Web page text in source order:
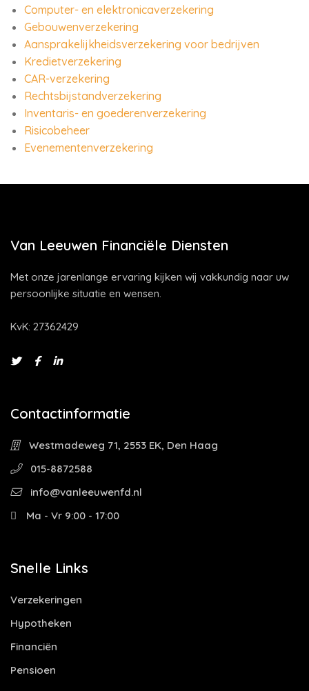
Computer- en elektronicaverzekering
Gebouwenverzekering
Aansprakelijkheidsverzekering voor bedrijven
Kredietverzekering
CAR-verzekering
Rechtsbijstandverzekering
Inventaris- en goederenverzekering
Risicobeheer
Evenementenverzekering
Van Leeuwen Financiële Diensten
Met onze jarenlange ervaring kijken wij vakkundig naar uw
persoonlijke situatie en wensen.
KvK: 27362429
Contactinformatie
Westmadeweg 71, 2553 EK, Den Haag
015-8872588
info@vanleeuwenfd.nl
Ma - Vr 9:00 - 17:00
Snelle Links
Verzekeringen
Hypotheken
Financiën
Pensioen